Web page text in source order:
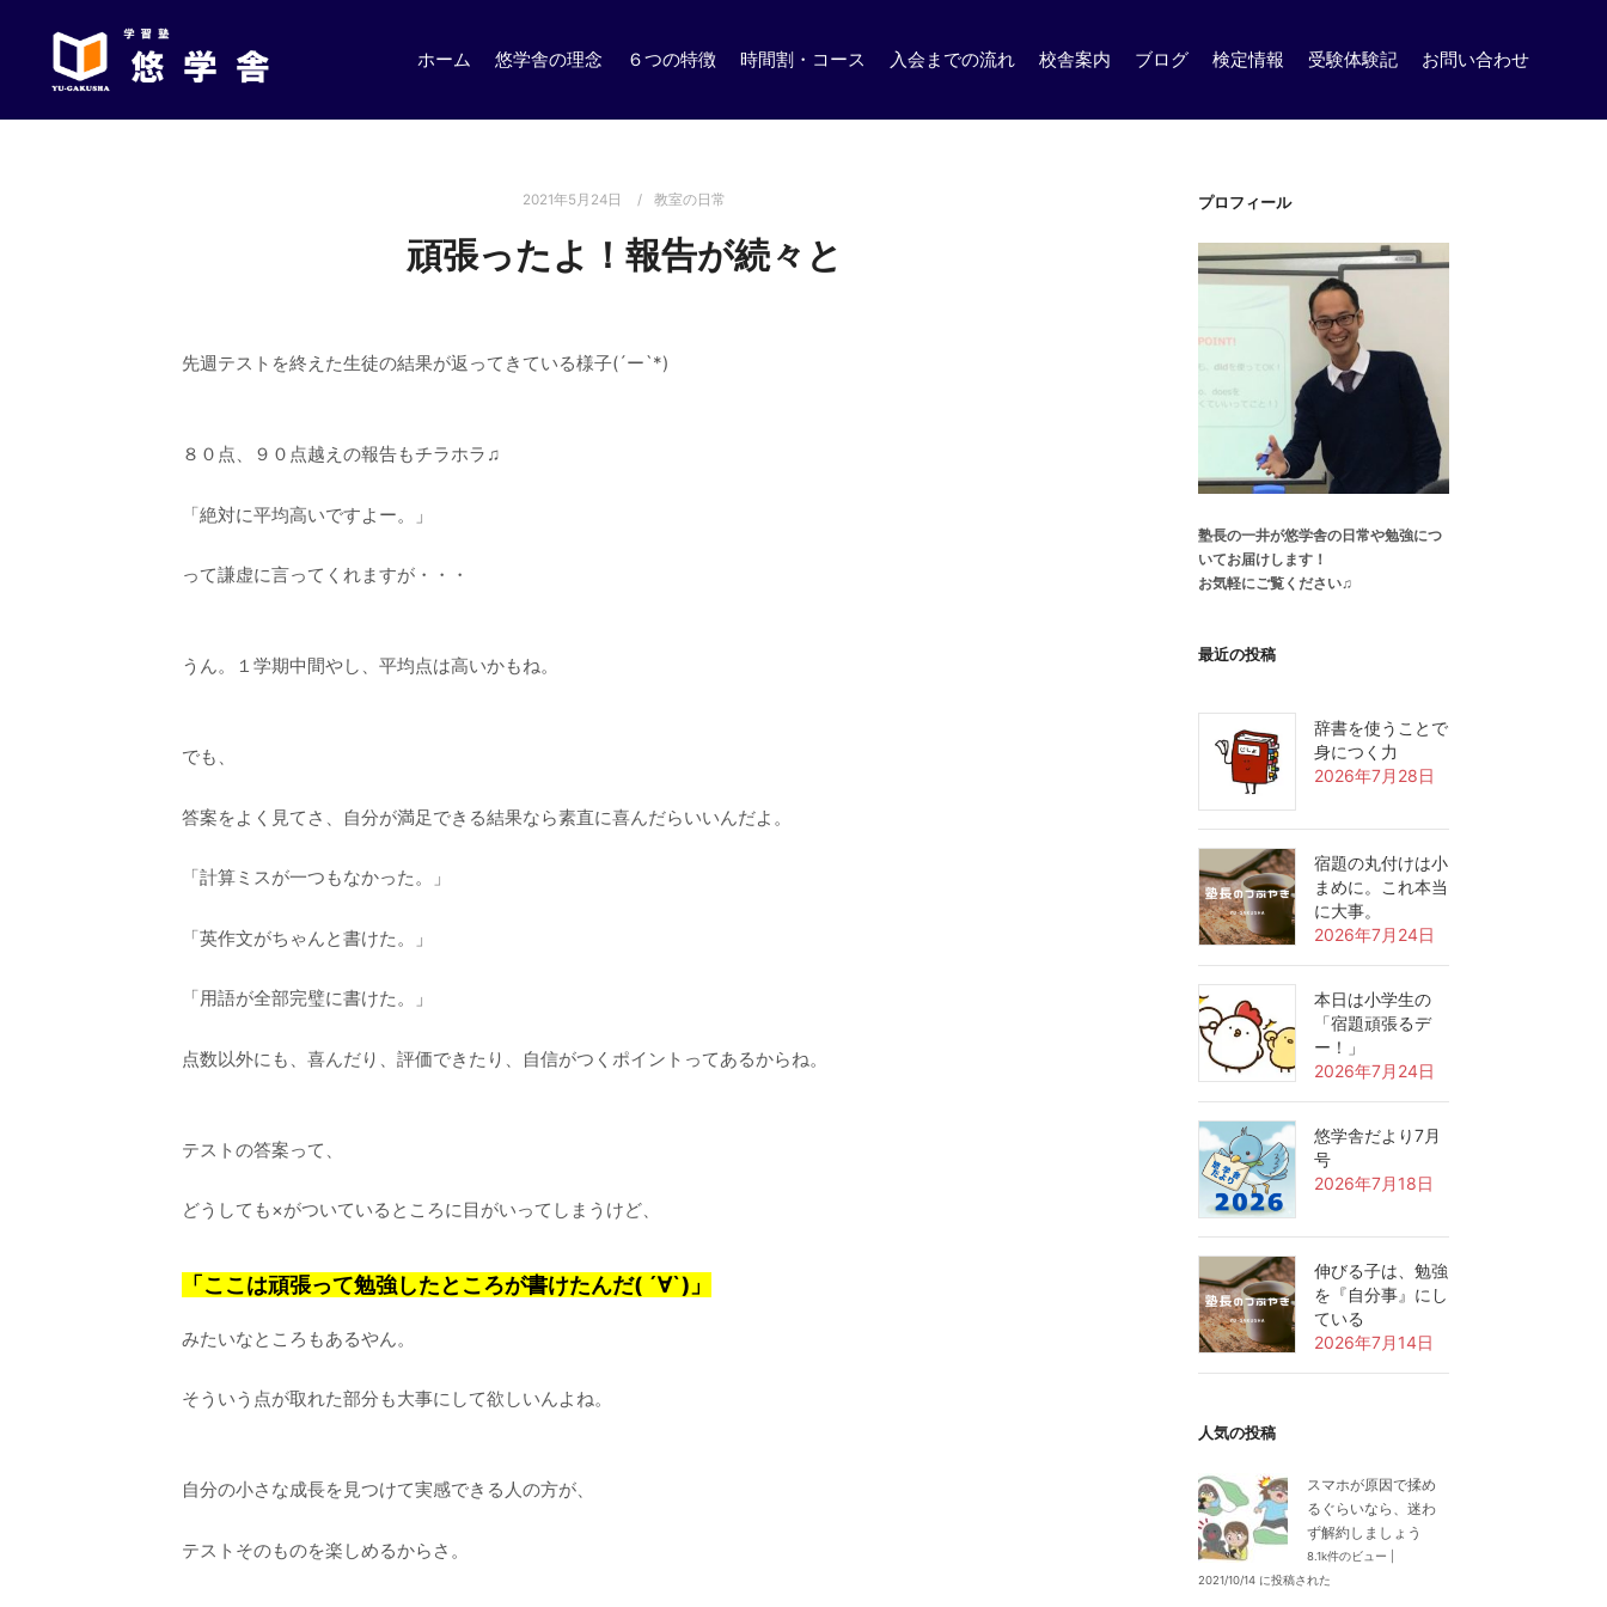
ホーム 悠学舎の理念 ６つの特徴 時間割・コース 入会までの流れ 校舎案内 ブログ 検定情報 受験体験記 お問い合わせ
2021年5月24日 教室の日常
頑張ったよ！報告が続々と
先週テストを終えた生徒の結果が返ってきている様子(´ー`*)
８０点、９０点越えの報告もチラホラ♫
「絶対に平均高いですよー。」
って謙虚に言ってくれますが・・・
うん。１学期中間やし、平均点は高いかもね。
でも、
答案をよく見てさ、自分が満足できる結果なら素直に喜んだらいいんだよ。
「計算ミスが一つもなかった。」
「英作文がちゃんと書けた。」
「用語が全部完璧に書けた。」
点数以外にも、喜んだり、評価できたり、自信がつくポイントってあるからね。
テストの答案って、
どうしても×がついているところに目がいってしまうけど、
「ここは頑張って勉強したところが書けたんだ( ´∀`)」
みたいなところもあるやん。
そういう点が取れた部分も大事にして欲しいんよね。
自分の小さな成長を見つけて実感できる人の方が、
テストそのものを楽しめるからさ。
プロフィール
塾長の一井が悠学舎の日常や勉強につ
いてお届けします！
お気軽にご覧ください♫
最近の投稿
辞書を使うことで
身につく力
2026年7月28日
宿題の丸付けは小
まめに。これ本当
に大事。
2026年7月24日
本日は小学生の
「宿題頑張るデ
ー！」
2026年7月24日
悠学舎だより7月
号
2026年7月18日
伸びる子は、勉強
を『自分事』にし
ている
2026年7月14日
人気の投稿
スマホが原因で揉め
るぐらいなら、迷わ
ず解約しましょう
8.1k件のビュー
2021/10/14 に投稿された